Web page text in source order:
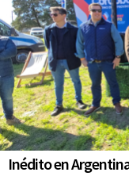
Inédito en